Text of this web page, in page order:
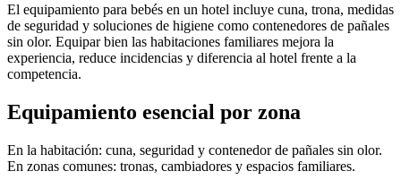
El equipamiento para bebés en un hotel incluye cuna, trona, medidas
de seguridad y soluciones de higiene como contenedores de pañales
sin olor. Equipar bien las habitaciones familiares mejora la
experiencia, reduce incidencias y diferencia al hotel frente a la
competencia.
Equipamiento esencial por zona
En la habitación: cuna, seguridad y contenedor de pañales sin olor.
En zonas comunes: tronas, cambiadores y espacios familiares.